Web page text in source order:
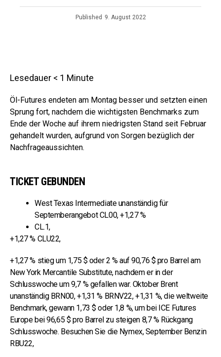
Published 9. August 2022
Lesedauer < 1 Minute
Öl-Futures endeten am Montag besser und setzten einen
Sprung fort, nachdem die wichtigsten Benchmarks zum
Ende der Woche auf ihrem niedrigsten Stand seit Februar
gehandelt wurden, aufgrund von Sorgen bezüglich der
Nachfrageaussichten.
TICKET GEBUNDEN
West Texas Intermediate unanständig für
Septemberangebot CL00,+1,27 %
CL.1,
+1,27 % CLU22,
+1,27 % stieg um 1,75 $ oder 2 % auf 90,76 $ pro Barrel am
New York Mercantile Substitute, nachdem er in der
Schlusswoche um 9,7 % gefallen war. Oktober Brent
unanständig BRN00, +1,31 % BRNV22, +1,31 %, die weltweite
Benchmark, gewann 1,73 $ oder 1,8 %, um bei ICE Futures
Europe bei 96,65 $ pro Barrel zu steigen 8,7 % Rückgang
Schlusswoche. Besuchen Sie die Nymex, September Benzin
RBU22,